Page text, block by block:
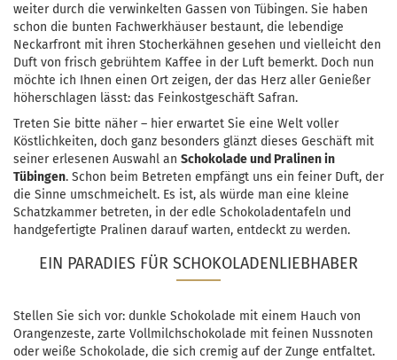
weiter durch die verwinkelten Gassen von Tübingen. Sie haben
schon die bunten Fachwerkhäuser bestaunt, die lebendige
Neckarfront mit ihren Stocherkähnen gesehen und vielleicht den
Duft von frisch gebrühtem Kaffee in der Luft bemerkt. Doch nun
möchte ich Ihnen einen Ort zeigen, der das Herz aller Genießer
höherschlagen lässt: das Feinkostgeschäft Safran.
Treten Sie bitte näher – hier erwartet Sie eine Welt voller
Köstlichkeiten, doch ganz besonders glänzt dieses Geschäft mit
seiner erlesenen Auswahl an Schokolade und Pralinen in
Tübingen. Schon beim Betreten empfängt uns ein feiner Duft, der
die Sinne umschmeichelt. Es ist, als würde man eine kleine
Schatzkammer betreten, in der edle Schokoladentafeln und
handgefertigte Pralinen darauf warten, entdeckt zu werden.
EIN PARADIES FÜR SCHOKOLADENLIEBHABER
Stellen Sie sich vor: dunkle Schokolade mit einem Hauch von
Orangenzeste, zarte Vollmilchschokolade mit feinen Nussnoten
oder weiße Schokolade, die sich cremig auf der Zunge entfaltet.